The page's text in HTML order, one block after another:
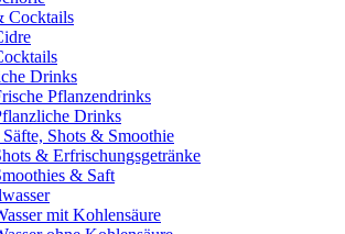
Cocktails
Drinks
Pflanzendrinks
Drinks
Shots & Smoothie
& Erfrischungsgetränke
& Saft
mit Kohlensäure